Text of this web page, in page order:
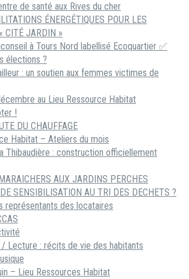
de santé aux Rives du cher
ÉNERGÉTIQUES POUR LES
CITÉ JARDIN »
à Tours Nord labellisé Ecoquartier ✅
élections ?
: un soutien aux femmes victimes de
au Lieu Ressource Habitat
!
DU CHAUFFAGE
Habitat – Ateliers du mois
Thibaudière : construction officiellement
AUX JARDINS PERCHES
SENSIBILISATION AU TRI DES DECHETS ?
représentants des locataires
Lecture : récits de vie des habitants
– Lieu Ressources Habitat